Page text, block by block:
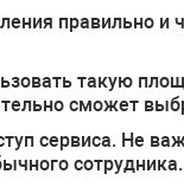
правильно и
такую
сможет
сервиса. Не
сотрудника.